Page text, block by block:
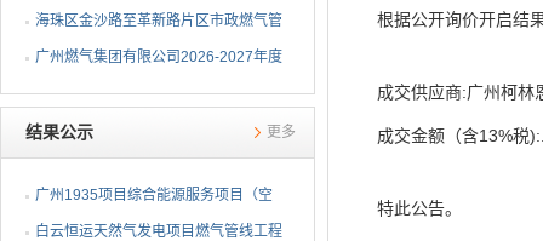
根据公开询价开启结
成交供应商:广州柯林
成交金额（含13%税
特此公告。
EPC总承包招标公告
海珠区金沙路至革新路片区市政燃气管
网更新工程招标公告
广州燃气集团有限公司2026-2027年度
燃气用埋地聚乙烯（PE1...
结果公示 更多
广州1935项目综合能源服务项目（空
调系统部分）EPC总承包...
白云恒运天然气发电项目燃气管线工程